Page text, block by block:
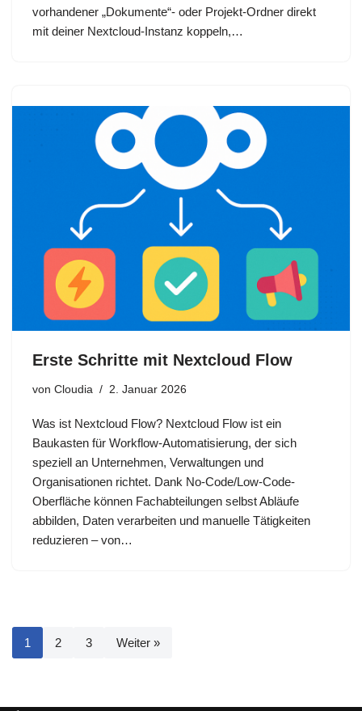
vorhandener „Dokumente“- oder Projekt‑Ordner direkt
mit deiner Nextcloud‑Instanz koppeln,…
Erste Schritte mit Nextcloud Flow
von Cloudia 2. Januar 2026
Was ist Nextcloud Flow? Nextcloud Flow ist ein
Baukasten für Workflow‑Automatisierung, der sich
speziell an Unternehmen, Verwaltungen und
Organisationen richtet. Dank No‑Code/Low‑Code-
Oberfläche können Fachabteilungen selbst Abläufe
abbilden, Daten verarbeiten und manuelle Tätigkeiten
reduzieren – von…
1 2 3 Weiter »